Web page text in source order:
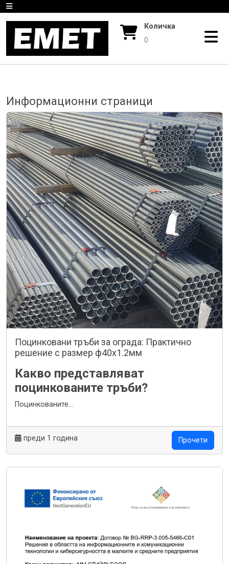
Количка
0
Информационни страници
Поцинковани тръби за ограда: Практично
решение с размер ф40x1.2мм
Какво представляват
поцинкованите тръби?
Поцинкованите...
преди 1 година Прочети